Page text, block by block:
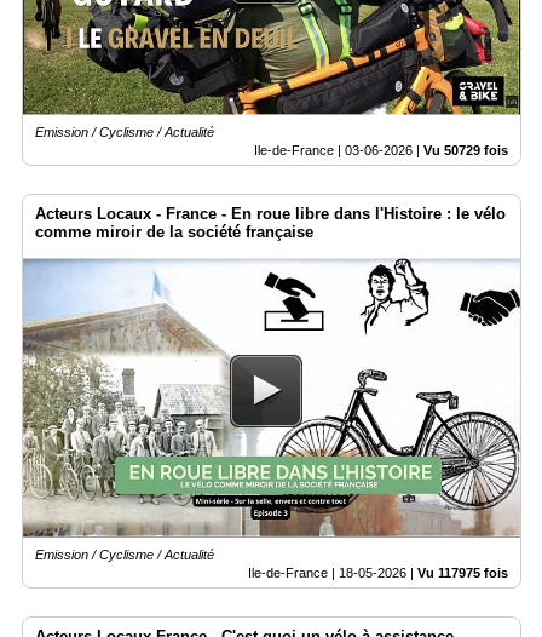
Emission / Cyclisme / Actualité
Ile-de-France | 03-06-2026 | Vu 50729 fois
Acteurs Locaux - France - En roue libre dans l'Histoire : le vélo
comme miroir de la société française
Emission / Cyclisme / Actualité
Ile-de-France | 18-05-2026 | Vu 117975 fois